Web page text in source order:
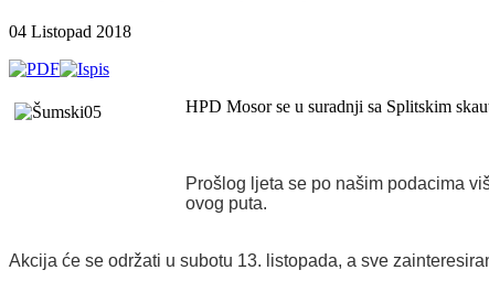
04 Listopad 2018
HPD Mosor se u suradnji sa Splitskim
Prošlog ljeta se po našim podacima
ovog puta.
Akcija će se održati u subotu 13. listopada, a sve